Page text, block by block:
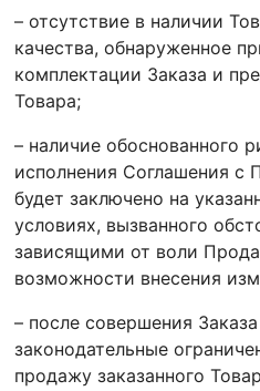
– отсутствие в наличии
качества, обнаруженное
комплектации Заказа и
Товара;
– наличие обоснованного
исполнения Соглашения с
будет заключено на
условиях, вызванного
зависящими от воли
возможности внесения
– после совершения
законодательные
продажу заказанного